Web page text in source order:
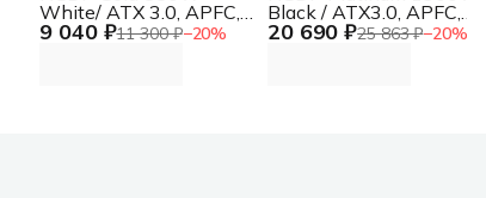
9 040 ₽11 300 ₽−20%
White/ ATX 3.0, APFC,
80 PLUS Gold, LLC+DC-
20 690 ₽25 863 ₽−20%
Black / ATX3.0, APFC,
80 PLUS Platinum, SR +